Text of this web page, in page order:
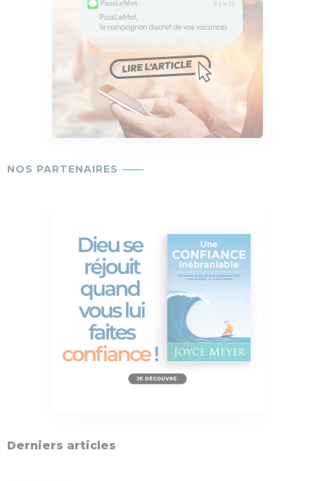
Derniers articles